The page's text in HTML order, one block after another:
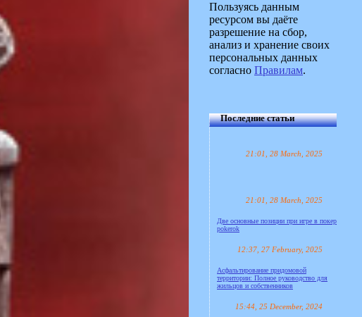
Пользуясь данным
ресурсом вы даёте
разрешение на сбор,
анализ и хранение своих
персональных данных
согласно Правилам.
Последние статьи
21:01, 28 March, 2025
21:01, 28 March, 2025
Две основные позиции при игре в покер
pokerok
12:37, 27 February, 2025
Асфальтирование придомовой
территории: Полное руководство для
жильцов и собственников
15:44, 25 December, 2024